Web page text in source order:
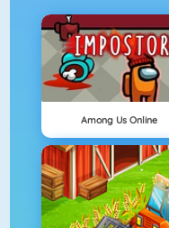
Among Us Online